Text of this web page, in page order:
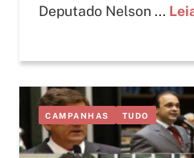
Deputado Nelson ...
CAMPANHAS TUDO